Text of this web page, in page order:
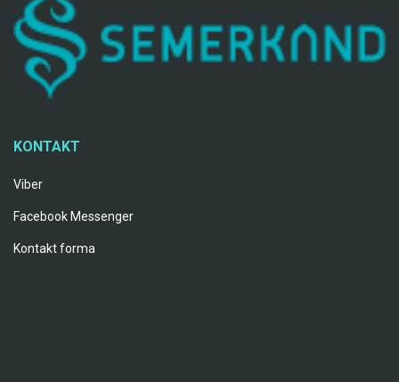
KONTAKT
Viber
Facebook Messenger
Kontakt forma